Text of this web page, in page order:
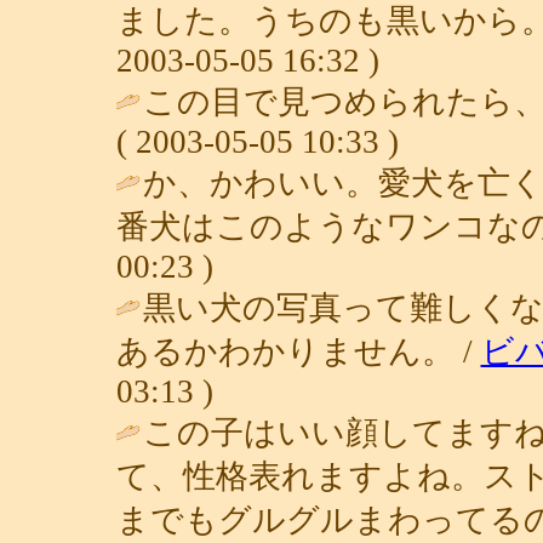
ました。うちのも黒いか
2003-05-05 16:32 )
この目で見つめられたら
( 2003-05-05 10:33 )
か、かわいい。愛犬を亡
番犬はこのようなワンコな
00:23 )
黒い犬の写真って難しく
あるかわかりません。 / ビ
03:13 )
この子はいい顔してます
て、性格表れますよね。ス
までもグルグルまわってる